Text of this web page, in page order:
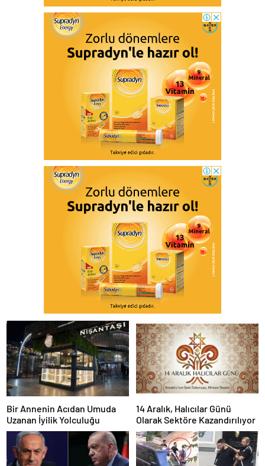
Bir Annenin Acıdan Umuda
Uzanan İyilik Yolculuğu
14 Aralık, Halıcılar Günü
Olarak Sektöre Kazandırılıyor